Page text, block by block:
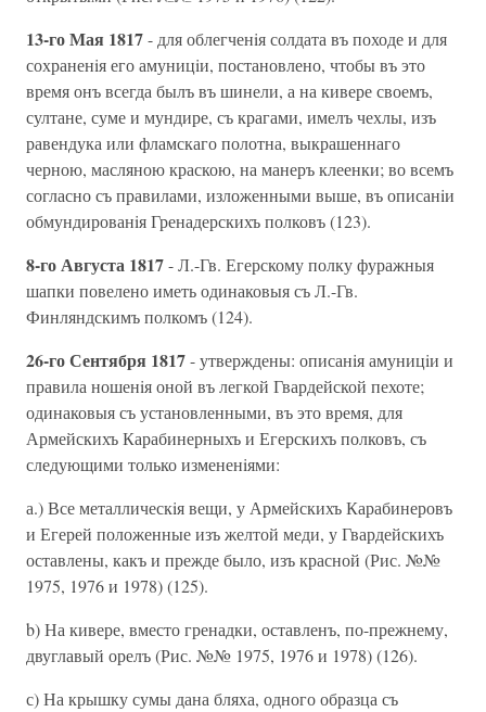
13-го Мая 1817- для облегченiя солдата въ походе и для
сохраненiя его амуницiи, постановлено, чтобы въ это
время онъ всегда былъ въ шинели, а на кивере своемъ,
султане, суме и мундире, съ крагами, имелъ чехлы, изъ
равендука или фламскаго полотна, выкрашеннаго
черною, масляною краскою, на манеръ клеенки; во всемъ
согласно съ правилами, изложенными выше, въ описанiи
обмундированiя Гренадерскихъ полковъ (123).
8-го Августа 1817- Л.-Гв. Егерскому полку фуражныя
шапки повелено иметь одинаковыя съ Л.-Гв.
Финляндскимъ полкомъ (124).
26-го Сентября 1817- утверждены: описанiя амуницiи и
правила ношенiя оной въ легкой Гвардейской пехоте;
одинаковыя съ установленными, въ это время, для
Армейскихъ Карабинерныхъ и Егерскихъ полковъ, съ
следующими только измененiями:
а.) Все металлическiя вещи, у Армейскихъ Карабинеровъ
и Егерей положенные изъ желтой меди, у Гвардейскихъ
оставлены, какъ и прежде было, изъ красной (Рис. №№
1975, 1976 и 1978) (125).
b) На кивере, вместо гренадки, оставленъ, по-прежнему,
двуглавый орелъ (Рис. №№ 1975, 1976 и 1978) (126).
с) На крышку сумы дана бляха, одного образца съ